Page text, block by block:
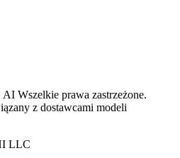
Wszelkie prawa zastrzeżone.
z dostawcami modeli
LLC